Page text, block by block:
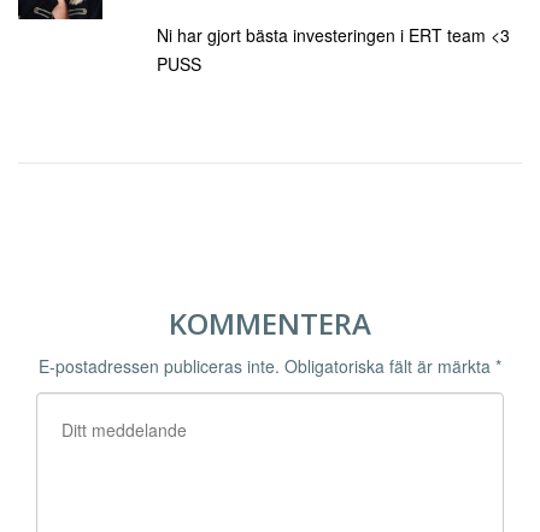
Ni har gjort bästa investeringen i ERT team <3
PUSS
KOMMENTERA
E-postadressen publiceras inte. Obligatoriska fält är märkta *